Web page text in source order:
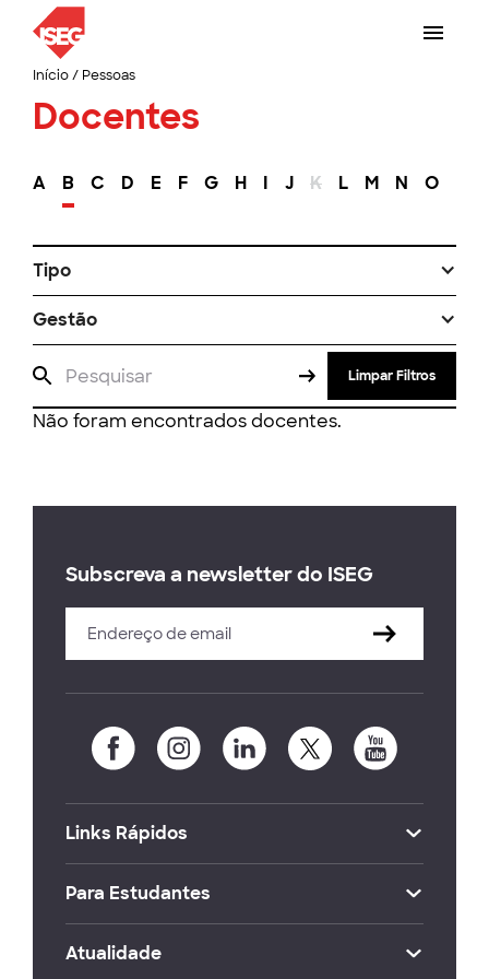
Início/ Pessoas
Docentes
A B C D E F G H I J K L M N O
Tipo
Gestão
Limpar Filtros
Não foram encontrados docentes.
Subscreva a newsletter do ISEG
Links Rápidos
Para Estudantes
Atualidade